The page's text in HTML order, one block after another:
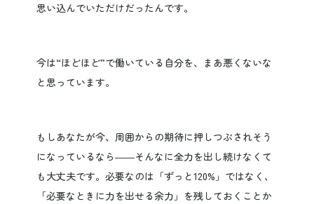
思い込んでいただけだったんです。
今は“ほどほど”で働いている自分を、まあ悪くないな
と思っています。
もしあなたが今、周囲からの期待に押しつぶされそう
になっているなら――そんなに全力を出し続けなくて
も大丈夫です。必要なのは「ずっと120%」ではなく、
「必要なときに力を出せる余力」を残しておくことか